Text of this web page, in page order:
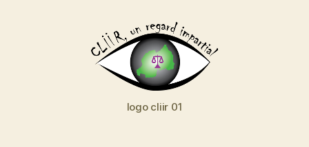
logo cliir 01